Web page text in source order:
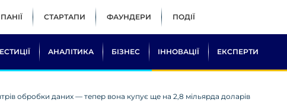
СТАРТАПИ ФАУНДЕРИ ПОДІЇ
АНАЛІТИКА БІЗНЕС ІННОВАЦІЇ ЕКСПЕРТИ
обробки даних — тепер вона купує ще на 2,8 мільярда доларів